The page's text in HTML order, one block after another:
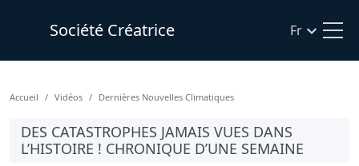
Société Créatrice Fr
Accueil Vidéos Dernières Nouvelles Climatiques
DES CATASTROPHES JAMAIS VUES DANS
L’HISTOIRE ! CHRONIQUE D’UNE SEMAINE